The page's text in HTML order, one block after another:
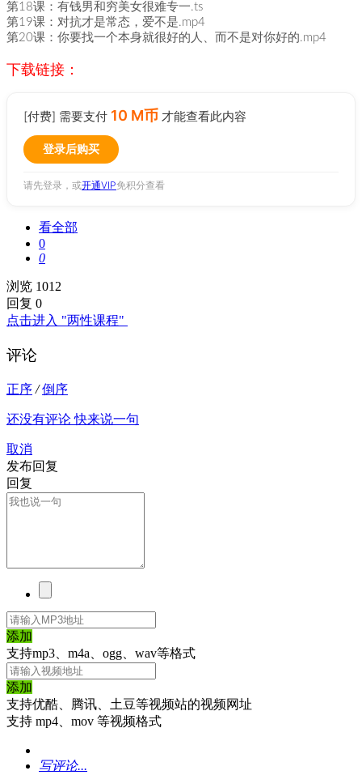
第18课：有钱男和穷美女很难专一.ts
第19课：对抗才是常态，爱不是.mp4
第20课：你要找一个本身就很好的人、而不是对你好的.mp4
下载链接：
[付费] 需要支付 10 M币 才能查看此内容
登录后购买
请先登录，或开通VIP免积分查看
看全部
0
0
浏览 1012
回复 0
点击进入 "两性课程"
评论
正序 / 倒序
还没有评论 快来说一句
取消
发布回复
回复
添加
支持mp3、m4a、ogg、wav等格式
添加
支持优酷、腾讯、土豆等视频站的视频网址
支持 mp4、mov 等视频格式
写评论...